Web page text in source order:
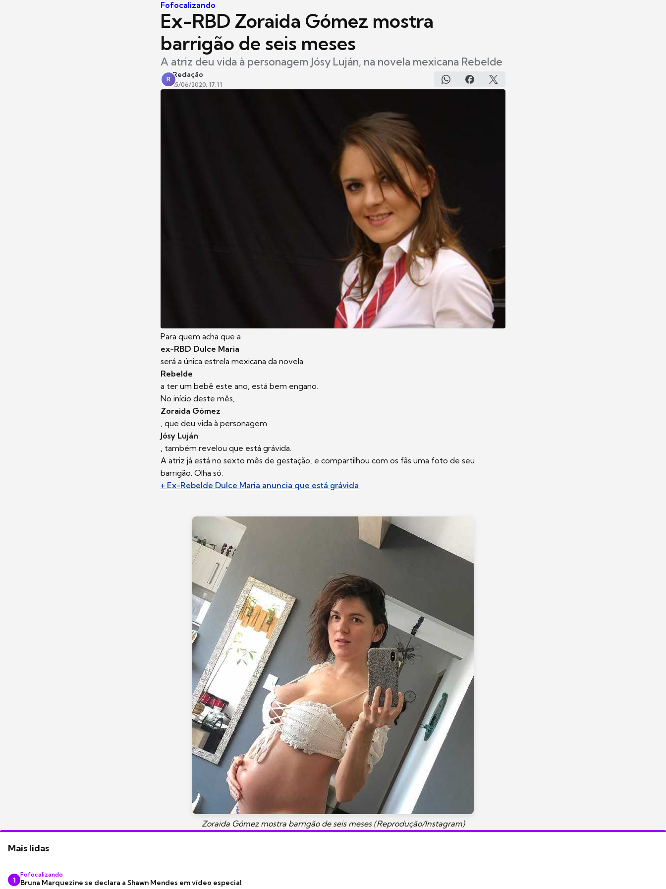
Fofocalizando
Ex-RBD Zoraida Gómez mostra
barrigão de seis meses
A atriz deu vida à personagem Jósy Luján, na novela mexicana Rebelde
R
Redação
15/06/2020, 17:11
Para quem acha que a
ex-RBD Dulce Maria
será a única estrela mexicana da novela
Rebelde
a ter um bebê este ano, está bem engano.
No início deste mês,
Zoraida Gómez
, que deu vida à personagem
Jósy Luján
, também revelou que está grávida.
A atriz já está no sexto mês de gestação, e compartilhou com os fãs uma foto de seu
barrigão. Olha só:
+ Ex-Rebelde Dulce Maria anuncia que está grávida
Zoraida Gómez mostra barrigão de seis meses (Reprodução/Instagram)
Mais lidas
1
Fofocalizando
Bruna Marquezine se declara a Shawn Mendes em vídeo especial